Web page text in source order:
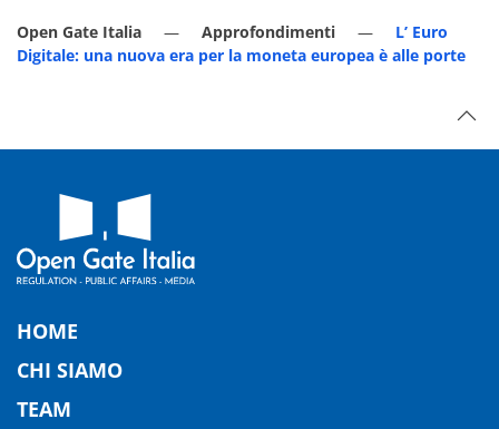
Open Gate Italia Approfondimenti
L’ Euro
Digitale: una nuova era per la moneta europea è alle porte
HOME
CHI SIAMO
TEAM